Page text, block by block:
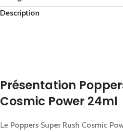
Description
Présentation
Cosmic Power 24ml
Le Poppers Super Rush Cosmic